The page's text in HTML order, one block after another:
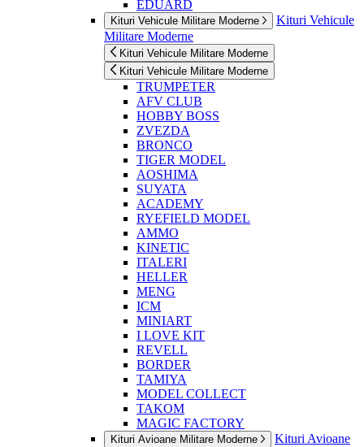
EDUARD
Kituri Vehicule Militare Moderne
Kituri Vehicule
Militare Moderne
Kituri Vehicule Militare Moderne
Kituri Vehicule Militare Moderne
TRUMPETER
AFV CLUB
HOBBY BOSS
ZVEZDA
BRONCO
TIGER MODEL
AOSHIMA
SUYATA
ACADEMY
RYEFIELD MODEL
AMMO
KINETIC
ITALERI
HELLER
MENG
ICM
MINIART
I LOVE KIT
REVELL
BORDER
TAMIYA
MODEL COLLECT
TAKOM
MAGIC FACTORY
Kituri Avioane Militare Moderne
Kituri Avioane